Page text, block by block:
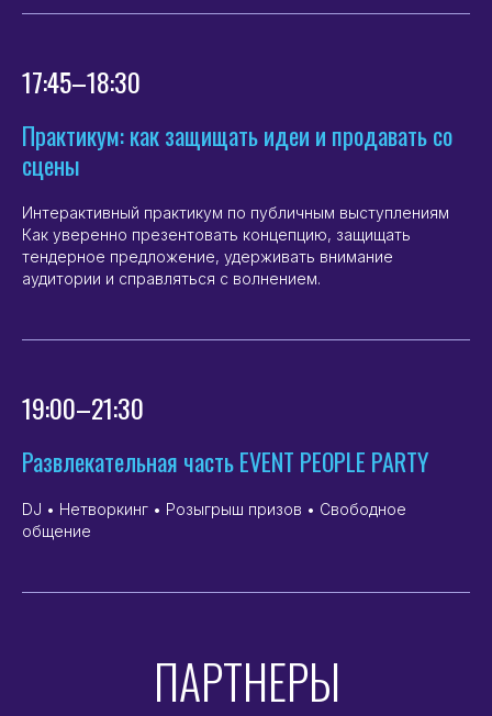
17:45–18:30
Практикум: как защищать идеи и продавать со
сцены
Интерактивный практикум по публичным выступлениям
Как уверенно презентовать концепцию, защищать
тендерное предложение, удерживать внимание
аудитории и справляться с волнением.
19:00–21:30
Развлекательная часть EVENT PEOPLE PARTY
DJ • Нетворкинг • Розыгрыш призов • Свободное
общение
ПАРТНЕРЫ